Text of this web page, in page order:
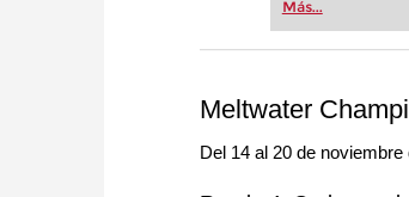
more
Más...
Meltwater
Del 14 al 20 de noviembre